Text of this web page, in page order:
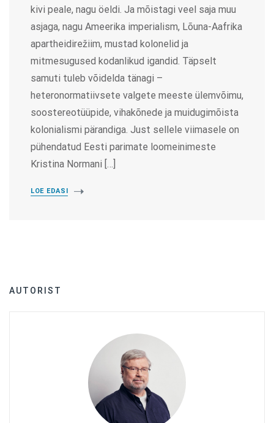
kivi peale, nagu öeldi. Ja mõistagi veel saja muu
asjaga, nagu Ameerika imperialism, Lõuna-Aafrika
apartheidirežiim, mustad kolonelid ja
mitmesugused kodanlikud igandid. Täpselt
samuti tuleb võidelda tänagi –
heteronormatiivsete valgete meeste ülemvõimu,
soostereotüüpide, vihakõnede ja muidugimõista
kolonialismi pärandiga. Just sellele viimasele on
pühendatud Eesti parimate loomeinimeste
Kristina Normani […]
LOE EDASI
AUTORIST